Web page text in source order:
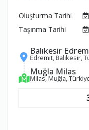
Oluşturma Tarihi
Taşınma Tarihi
Balıkesir
Edremit, Balıkesir,
Muğla Milas
Milas, Muğla,